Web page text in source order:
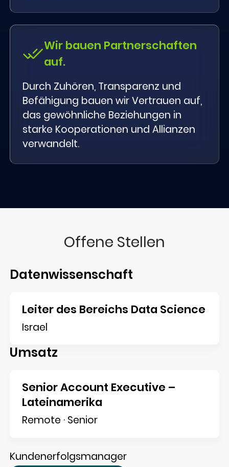
Wir bauen Partnerschaften
auf.
Durch Zuhören, Transparenz und
Befähigung bauen wir Vertrauen auf,
das gewöhnliche Beziehungen in
starke Kooperationen und Allianzen
verwandelt.
Offene Stellen
Datenwissenschaft
Leiter des Bereichs Data Science
Israel
Umsatz
Senior Account Executive –
Lateinamerika
Remote · Senior
Kundenerfolgsmanager